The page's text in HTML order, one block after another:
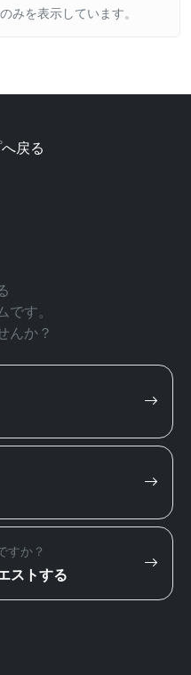
みを表示しています。
戻る
す。
んか？
すか？
ストする